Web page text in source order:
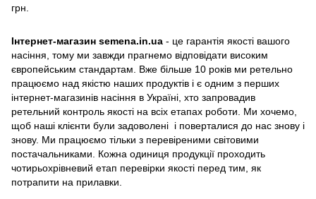
грн.
Інтернет-магазин semena.in.ua - це гарантія якості вашого
насіння, тому ми завжди прагнемо відповідати високим
європейським стандартам. Вже більше 10 років ми ретельно
працюємо над якістю наших продуктів і є одним з перших
інтернет-магазинів насіння в Україні, хто запровадив
ретельний контроль якості на всіх етапах роботи. Ми хочемо,
щоб наші клієнти були задоволені і поверталися до нас знову і
знову. Ми працюємо тільки з перевіреними світовими
постачальниками. Кожна одиниця продукції проходить
чотирьохрівневий етап перевірки якості перед тим, як
потрапити на прилавки.